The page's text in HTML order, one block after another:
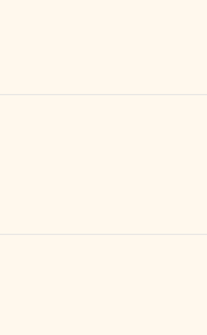
进月岛萤的生命，无论
在。”
同‎‍人‌衍生 - 动漫‎‎同‎‍人‌